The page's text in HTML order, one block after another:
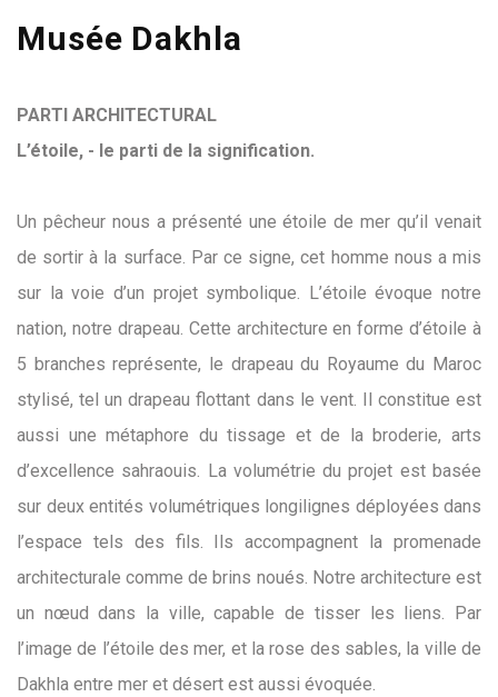
Musée Dakhla
PARTI ARCHITECTURAL
L’étoile, - le parti de la signification.
Un pêcheur nous a présenté une étoile de mer qu’il venait
de sortir à la surface. Par ce signe, cet homme nous a mis
sur la voie d’un projet symbolique. L’étoile évoque notre
nation, notre drapeau. Cette architecture en forme d’étoile à
5 branches représente, le drapeau du Royaume du Maroc
stylisé, tel un drapeau flottant dans le vent. Il constitue est
aussi une métaphore du tissage et de la broderie, arts
d’excellence sahraouis. La volumétrie du projet est basée
sur deux entités volumétriques longilignes déployées dans
l’espace tels des fils. Ils accompagnent la promenade
architecturale comme de brins noués. Notre architecture est
un nœud dans la ville, capable de tisser les liens. Par
l’image de l’étoile des mer, et la rose des sables, la ville de
Dakhla entre mer et désert est aussi évoquée.